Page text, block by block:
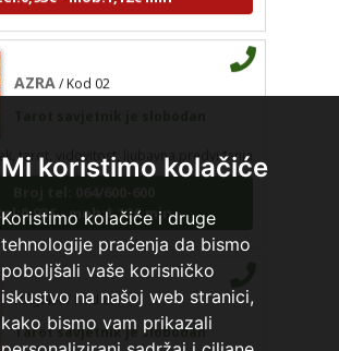
Mi koristimo kolačiće
Koristimo kolačiće i druge
tehnologije praćenja da bismo
poboljšali vaše korisničko
iskustvo na našoj web stranici,
kako bismo vam prikazali
AZRA / Kod 02
Broj tel: 064/600-600
RAJNA/ Kod 85
Tarot savjetnik je slobodan